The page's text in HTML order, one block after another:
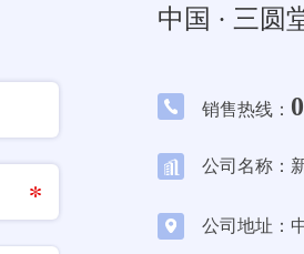
中国 · 三圆
销售热线：
公司名称：
公司地址：